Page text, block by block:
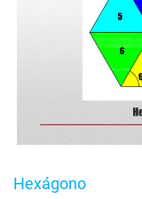
Hexágono